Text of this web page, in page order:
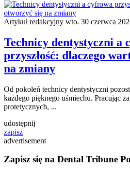
Artykuł redakcyjny wto. 30 czerwca
Technicy dentystyczni a
przyszłość: dlaczego
na zmiany
Od pokoleń technicy dentystyczni
każdego pięknego uśmiechu. Pracując
protetycznych, ...
udostępnij
zapisz
advertisement
Zapisz się na Dental Tribune